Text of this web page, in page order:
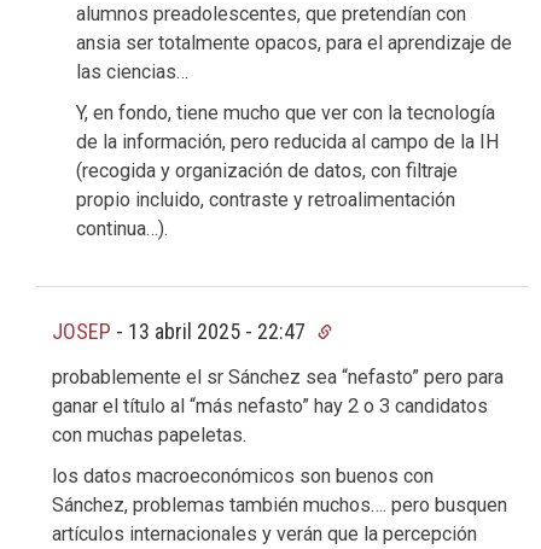
alumnos preadolescentes, que pretendían con
ansia ser totalmente opacos, para el aprendizaje de
las ciencias…
Y, en fondo, tiene mucho que ver con la tecnología
de la información, pero reducida al campo de la IH
(recogida y organización de datos, con filtraje
propio incluido, contraste y retroalimentación
continua…).
JOSEP - 13 abril 2025 - 22:47
probablemente el sr Sánchez sea “nefasto” pero para
ganar el título al “más nefasto” hay 2 o 3 candidatos
con muchas papeletas.
los datos macroeconómicos son buenos con
Sánchez, problemas también muchos…. pero busquen
artículos internacionales y verán que la percepción